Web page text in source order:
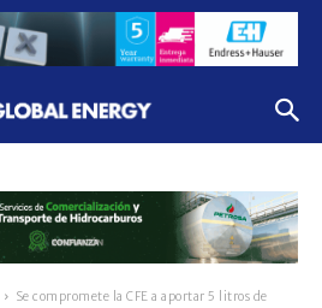
Se compromete la CFE a aportar 5 litros de